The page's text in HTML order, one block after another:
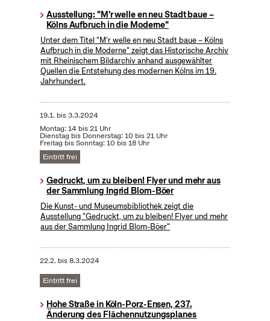
Ausstellung: "M'r welle en neu Stadt baue –
Kölns Aufbruch in die Moderne"
Unter dem Titel "M’r welle en neu Stadt baue – Kölns
Aufbruch in die Moderne" zeigt das Historische Archiv
mit Rheinischem Bildarchiv anhand ausgewählter
Quellen die Entstehung des modernen Kölns im 19.
Jahrhundert.
19.1. bis3.3.2024
Montag: 14 bis 21 Uhr
Dienstag bis Donnerstag: 10 bis 21 Uhr
Freitag bis Sonntag: 10 bis 18 Uhr
Eintritt frei
Gedruckt, um zu bleiben! Flyer und mehr aus
der Sammlung Ingrid Blom-Böer
Die Kunst- und Museumsbibliothek zeigt die
Ausstellung "Gedruckt, um zu bleiben! Flyer und mehr
aus der Sammlung Ingrid Blom-Böer"
22.2. bis8.3.2024
Eintritt frei
Hohe Straße in Köln-Porz-Ensen, 237.
Änderung des Flächennutzungsplanes